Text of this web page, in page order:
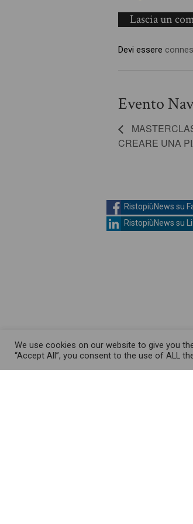
Lascia un
Devi essere
Evento
CREARE UNA
RistopiùNews su
RistopiùNews su
We use cookies on our website to give you
“Accept All”, you consent to the use of ALL